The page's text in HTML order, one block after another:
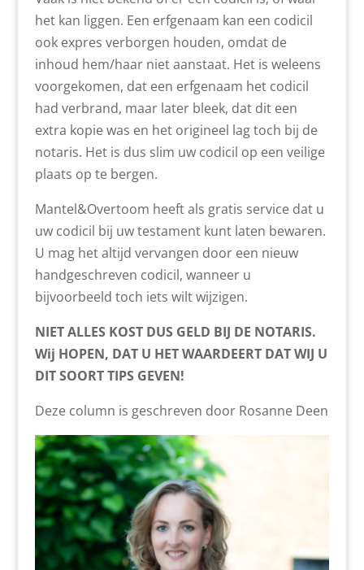
het kan liggen. Een erfgenaam kan een codicil
ook expres verborgen houden, omdat de
inhoud hem/haar niet aanstaat. Het is weleens
voorgekomen, dat een erfgenaam het codicil
had verbrand, maar later bleek, dat dit een
extra kopie was en het origineel lag toch bij de
notaris. Het is dus slim uw codicil op een veilige
plaats op te bergen.
Mantel&Overtoom heeft als gratis service dat u
uw codicil bij uw testament kunt laten bewaren.
U mag het altijd vervangen door een nieuw
handgeschreven codicil, wanneer u
bijvoorbeeld toch iets wilt wijzigen.
NIET ALLES KOST DUS GELD BIJ DE NOTARIS.
Wij HOPEN, DAT U HET WAARDEERT DAT WIJ U
DIT SOORT TIPS GEVEN!
Deze column is geschreven door Rosanne Deen